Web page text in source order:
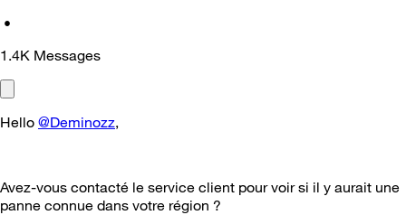
•
1.4K Messages
Hello @Deminozz,
Avez-vous contacté le service client pour voir si il y aurait une
panne connue dans votre région ?